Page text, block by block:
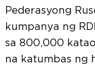
Pederasyong
kumpanya ng
sa 800,000
na katumbas ng